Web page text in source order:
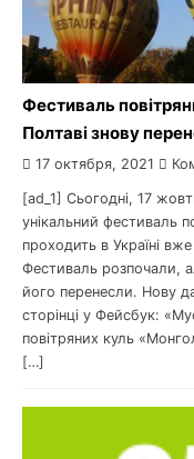
Фестиваль
Полтаві знову
17 октября, 2021
[ad_1] Сьогодні, 17
унікальний фестиваль
проходить в Україні
Фестиваль розпочали,
його перенесли. Нову
сторінці у Фейсбук:
повітряних куль
[…]